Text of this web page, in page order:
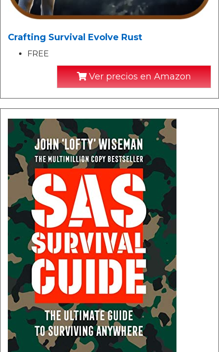
Crafting Survival Evolve Rust
FREE
Ver precios en Amazon